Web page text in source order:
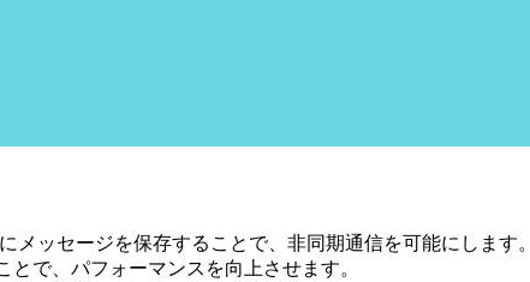
ッセージを保存することで、非同期通信を可能にします。
で、パフォーマンスを向上させます。